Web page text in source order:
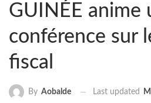
GUINÉE anime
conférence sur
fiscal
By Aobalde Last updated